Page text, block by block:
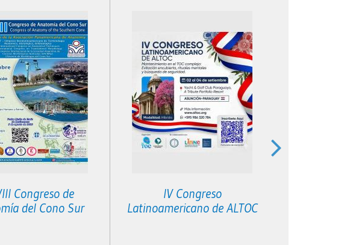
Congreso de
del Cono Sur
IV Congreso
Latinoamericano de ALTOC